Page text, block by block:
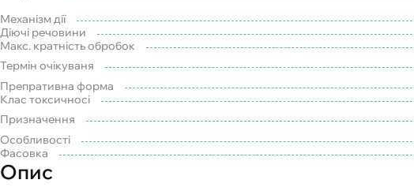
Механізм дії
Діючі речовини
Макс. кратність обробок
Термін очікуваня
Препративна форма
Клас токсичносі
Призначення
Особливості
Фасовка
Опис